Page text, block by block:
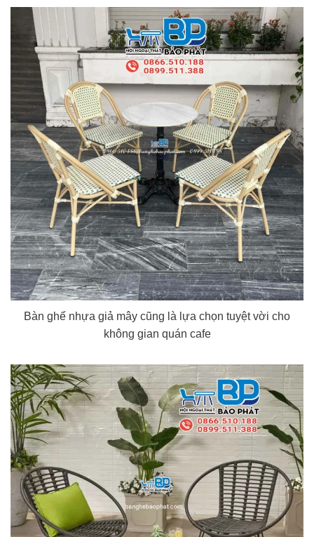
Bàn ghế nhựa giả mây cũng là lựa chọn tuyệt vời cho
không gian quán cafe